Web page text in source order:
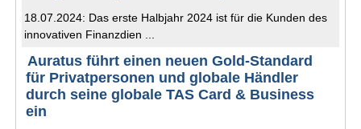
18.07.2024: Das erste Halbjahr 2024 ist für die Kunden des
innovativen Finanzdien ...
Auratus führt einen neuen Gold-Standard
für Privatpersonen und globale Händler
durch seine globale TAS Card & Business
ein